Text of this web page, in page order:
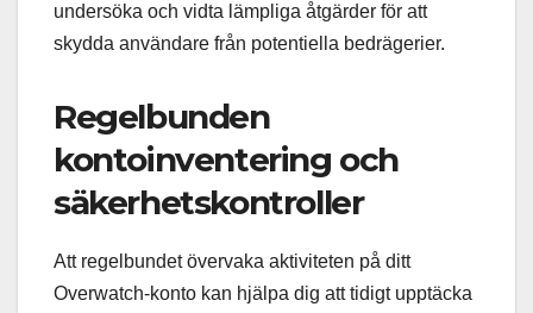
undersöka och vidta lämpliga åtgärder för att
skydda användare från potentiella bedrägerier.
Regelbunden
kontoinventering och
säkerhetskontroller
Att regelbundet övervaka aktiviteten på ditt
Overwatch-konto kan hjälpa dig att tidigt upptäcka